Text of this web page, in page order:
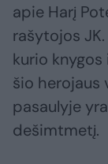
apie Harį
rašytojos
kurio
šio herojaus
pasaulyje
dešimtmetį.